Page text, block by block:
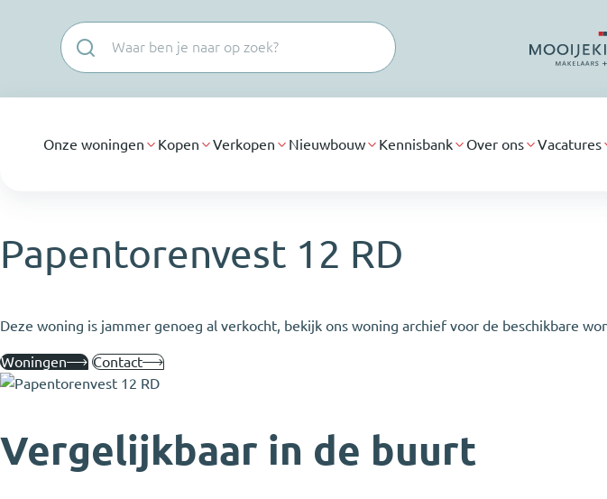
Onze woningen Kopen Verkopen Nieuwbouw Kennisbank Over ons Vacatures
Papentorenvest 12 RD
Deze woning is jammer genoeg al verkocht, bekijk ons woning archief voor de beschikbare
Woningen Contact
Vergelijkbaar in de buurt